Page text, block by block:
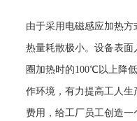
由于采用电磁感应加热
热量耗散极小。设备表面
圈加热时的100℃以上降
作环境，有力提高工人
费用，给工厂员工创造一